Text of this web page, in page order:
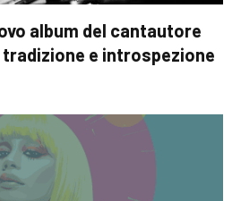
album del cantautore
tradizione e introspezione